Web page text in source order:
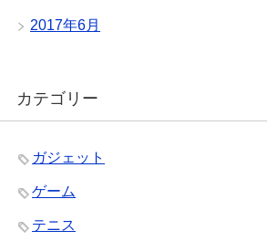
2017年6月
カテゴリー
ガジェット
ゲーム
テニス